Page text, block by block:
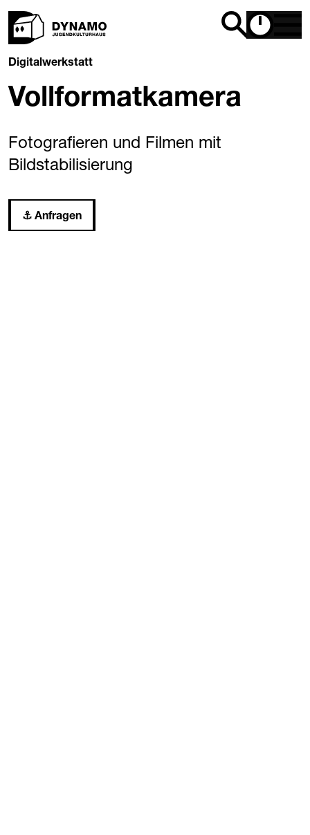
Digitalwerkstatt
Vollformatkamera
Fotografieren und Filmen mit
Bildstabilisierung
Anfragen